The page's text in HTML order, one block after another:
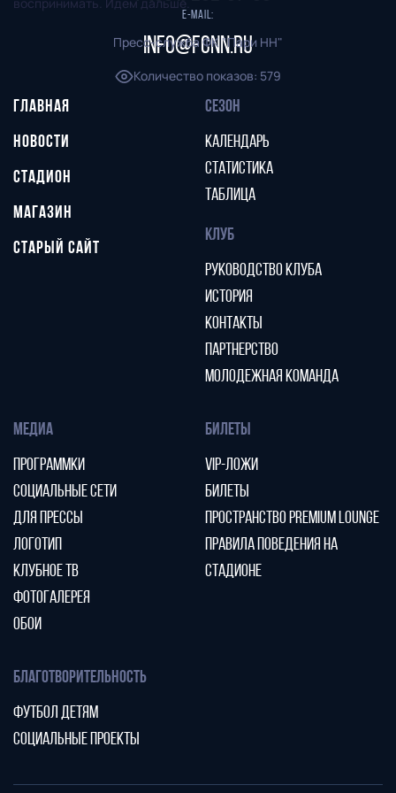
воспринимать. Идем дальше.
Пресс-служба ФК "Пари НН"
Количество показов: 579
E-mail:
info@fcnn.ru
ГЛАВНАЯ
НОВОСТИ
СТАДИОН
МАГАЗИН
СТАРЫЙ САЙТ
СЕЗОН
КАЛЕНДАРЬ
СТАТИСТИКА
ТАБЛИЦА
КЛУБ
РУКОВОДСТВО КЛУБА
ИСТОРИЯ
КОНТАКТЫ
ПАРТНЕРСТВО
МОЛОДЕЖНАЯ КОМАНДА
МЕДИА
ПРОГРАММКИ
СОЦИАЛЬНЫЕ СЕТИ
ДЛЯ ПРЕССЫ
ЛОГОТИП
КЛУБНОЕ ТВ
ФОТОГАЛЕРЕЯ
ОБОИ
БИЛЕТЫ
VIP-ЛОЖИ
БИЛЕТЫ
ПРОСТРАНСТВО PREMIUM LOUNGE
ПРАВИЛА ПОВЕДЕНИЯ НА
СТАДИОНЕ
БЛАГОТВОРИТЕЛЬНОСТЬ
ФУТБОЛ ДЕТЯМ
СОЦИАЛЬНЫЕ ПРОЕКТЫ